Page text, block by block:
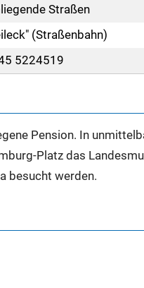
Straßen
(Straßenbahn)
5224519
Pension. In
Platz das
besucht werden.